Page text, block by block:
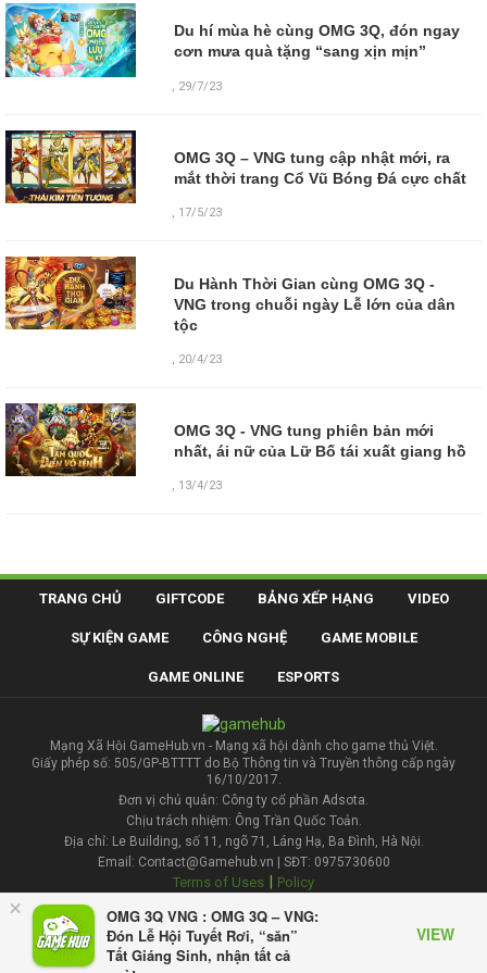
×
OMG 3Q VNG : OMG 3Q – VNG:
Đón Lễ Hội Tuyết Rơi, “săn”
Tất Giáng Sinh, nhận tất cả
VIEW
Du hí mùa hè cùng OMG 3Q, đón ngay
cơn mưa quà tặng “sang xịn mịn”
29/7/23
OMG 3Q – VNG tung cập nhật mới, ra
mắt thời trang Cổ Vũ Bóng Đá cực chất
, 17/5/23
Du Hành Thời Gian cùng OMG 3Q -
VNG trong chuỗi ngày Lễ lớn của dân
tộc
, 20/4/23
OMG 3Q - VNG tung phiên bản mới
nhất, ái nữ của Lữ Bố tái xuất giang hồ
, 13/4/23
TRANG CHỦ GIFTCODE BẢNG XẾP HẠNG VIDEO
SỰ KIỆN GAME CÔNG NGHỆ GAME MOBILE
GAME ONLINE ESPORTS
Mạng Xã Hội GameHub.vn - Mạng xã hội dành cho game thủ Việt.
Giấy phép số: 505/GP-BTTTT do Bộ Thông tin và Truyền thông cấp ngày
16/10/2017.
Đơn vị chủ quản: Công ty cổ phần Adsota.
Chịu trách nhiệm: Ông Trần Quốc Toản.
Địa chỉ: Le Building, số 11, ngõ 71, Láng Hạ, Ba Đình, Hà Nội.
Email: Contact@Gamehub.vn | SĐT: 0975730600
Terms of Uses | Policy
Liên hệ đăng bài